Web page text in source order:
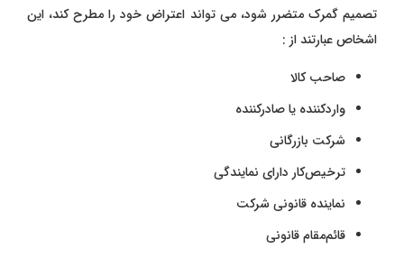
تصمیم گمرک متضرر شود، می ‌تواند اعتراض خود را مطرح کند، این
اشخاص عبارتند از :
صاحب کالا
واردکننده یا صادرکننده
شرکت بازرگانی
ترخیص‌کار دارای نمایندگی
نماینده قانونی شرکت
قائم‌مقام قانونی